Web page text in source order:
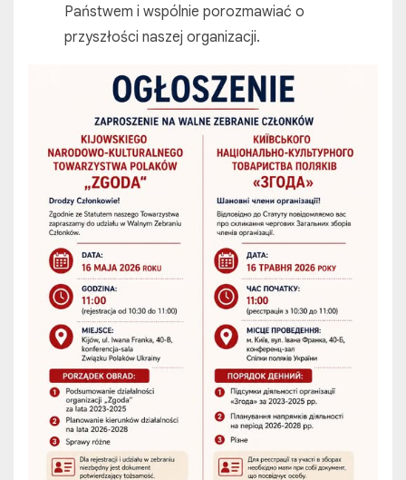
Państwem i wspólnie porozmawiać o
przyszłości naszej organizacji.